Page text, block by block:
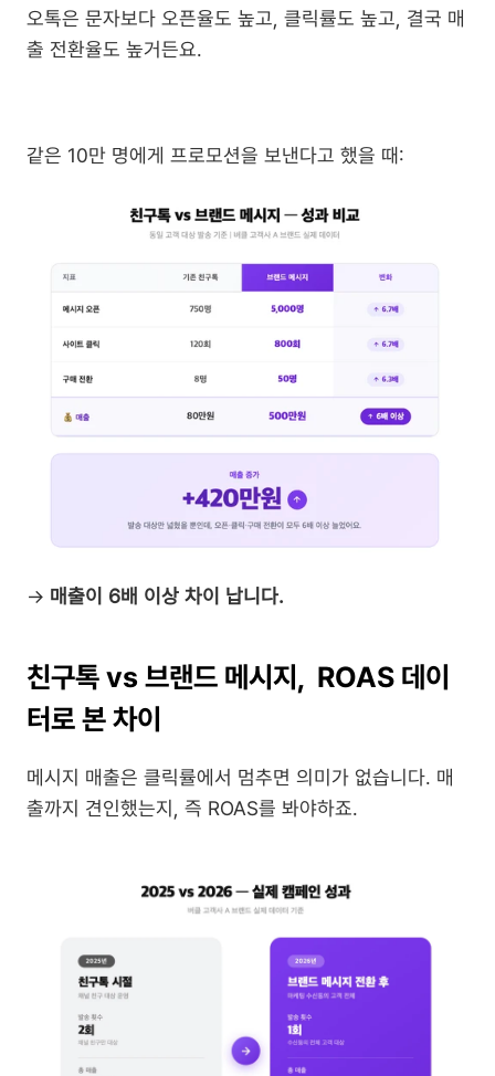
오톡은 문자보다 오픈율도 높고, 클릭률도 높고, 결국 매
출 전환율도 높거든요.
같은 10만 명에게 프로모션을 보낸다고 했을 때:
→ 매출이 6배 이상 차이 납니다.
친구톡 vs 브랜드 메시지,  ROAS 데이
터로 본 차이
메시지 매출은 클릭률에서 멈추면 의미가 없습니다. 매
출까지 견인했는지, 즉 ROAS를 봐야하죠.